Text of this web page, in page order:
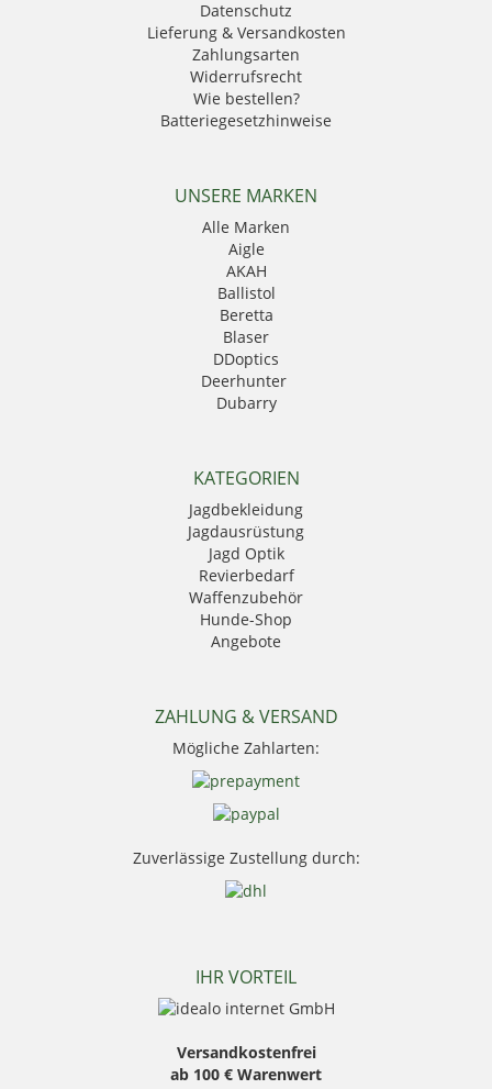
Datenschutz
Lieferung & Versandkosten
Zahlungsarten
Widerrufsrecht
Wie bestellen?
Batteriegesetzhinweise
UNSERE MARKEN
Alle Marken
Aigle
AKAH
Ballistol
Beretta
Blaser
DDoptics
Deerhunter
Dubarry
GPO
Härkila
HikMicro
Hubertus
Kahles
Krawattendackel
Leica
Mauser
Mjoelner Hunting
NRA Fud
Sauer
Seeland
Skogen
Stanley
Thermo Function
Weisskirchen Locker
KATEGORIEN
Jagdbekleidung
Jagdausrüstung
Jagd Optik
Revierbedarf
Waffenzubehör
Hunde-Shop
Angebote
ZAHLUNG & VERSAND
Mögliche Zahlarten:
Zuverlässige Zustellung durch:
IHR VORTEIL
Versandkostenfrei
ab 100 € Warenwert